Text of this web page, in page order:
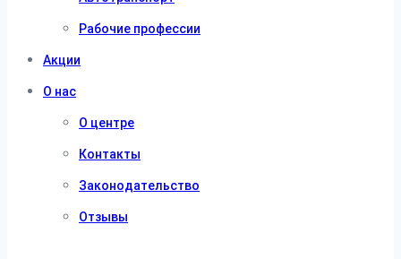
Рабочие профессии
Акции
О нас
О центре
Контакты
Законодательство
Отзывы